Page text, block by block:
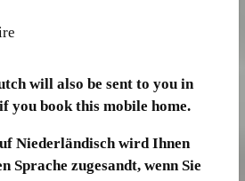
will also be sent to you in
you book this mobile home.
Niederländisch wird Ihnen
Sprache zugesandt, wenn Sie